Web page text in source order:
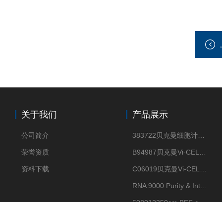
关于我们
公司简介
荣誉资质
资料下载
产品展示